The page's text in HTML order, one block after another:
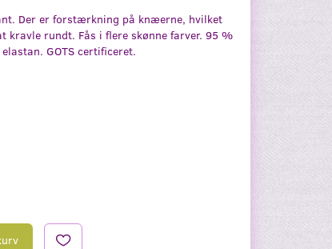
Der er forstærkning på knæerne, hvilket
kravle rundt. Fås i flere skønne farver. 95 %
GOTS certificeret.